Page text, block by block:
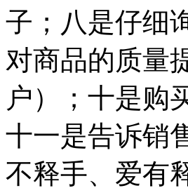
子；八是仔细
对商品的质量
户）；十是购
十一是告诉销
不释手、爱有